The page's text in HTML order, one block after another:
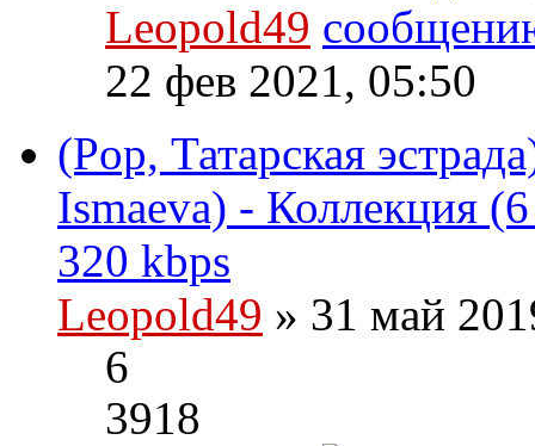
Leopold49
22 фев 2021, 05:50
(Pop, Татарская
Ismaeva) - Коллекция
320 kbps
Leopold49 » 31 май
6
3918